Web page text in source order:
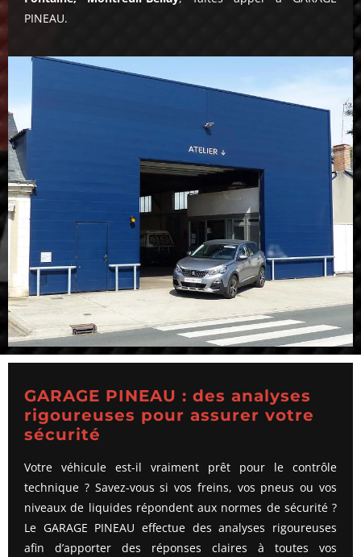
PINEAU.
GARAGE PINEAU : des analyses
rigoureuses pour assurer votre
sécurité
Votre véhicule est-il vraiment prêt pour le contrôle
technique ? Savez-vous si vos freins, vos pneus ou vos
niveaux de liquides répondent aux normes de sécurité ?
Le GARAGE PINEAU effectue des analyses rigoureuses
afin d’apporter des réponses claires à toutes vos